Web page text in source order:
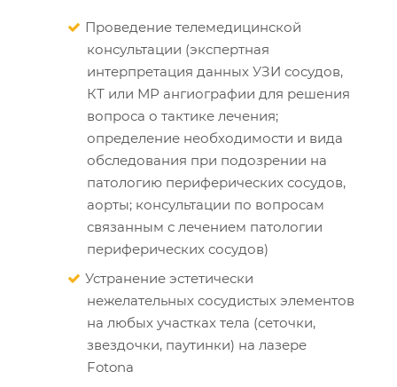
Проведение телемедицинской
консультации (экспертная
интерпретация данных УЗИ сосудов,
КТ или МР ангиографии для решения
вопроса о тактике лечения;
определение необходимости и вида
обследования при подозрении на
патологию периферических сосудов,
аорты; консультации по вопросам
связанным с лечением патологии
периферических сосудов)
Устранение эстетически
нежелательных сосудистых элементов
на любых участках тела (сеточки,
звездочки, паутинки) на лазере
Fotona